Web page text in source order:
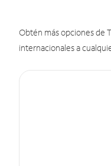
Obtén más opciones de
internacionales a